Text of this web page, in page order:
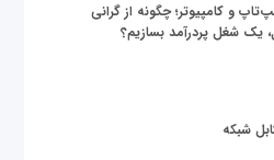
و کامپیوتر؛ چگونه از گرانی
یک شغل پردرآمد بسازیم؟
شبکه